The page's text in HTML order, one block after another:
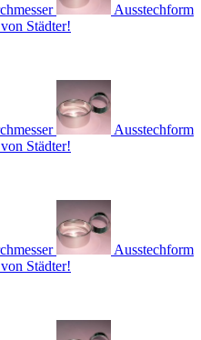
Ausstechform
Städter!
Ausstechform
Städter!
Ausstechform
Städter!